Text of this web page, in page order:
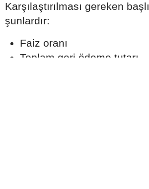
Karşılaştırılması gereken
şunlardır:
Faiz oranı
Toplam geri ödeme tutarı